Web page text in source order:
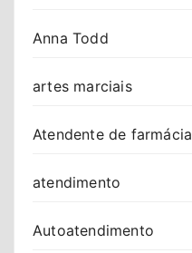
Anna Todd
artes marciais
Atendente de farmácia
atendimento
Autoatendimento